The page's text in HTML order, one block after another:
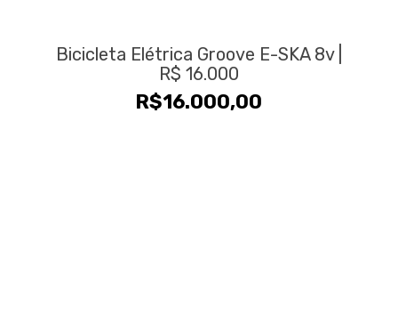
Bicicleta Elétrica Groove E-SKA 8v |
R$ 16.000
R$16.000,00